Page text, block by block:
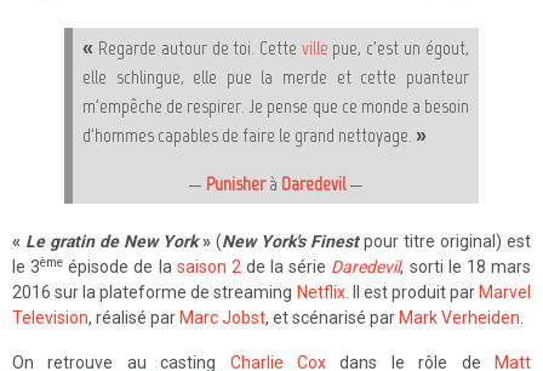
« Regarde autour de toi. Cette ville pue, c'est un égout,
elle schlingue, elle pue la merde et cette puanteur
m'empêche de respirer. Je pense que ce monde a besoin
d'hommes capables de faire le grand nettoyage. »
— Punisherà Daredevil—
« Le gratin de New York» (New York's Finestpour titre original) est
le 3ème épisode de la saison 2de la série Daredevil, sorti le 18 mars
2016 sur la plateforme de streaming Netflix. Il est produit par Marvel
Television, réalisé par Marc Jobst, et scénarisé par Mark Verheiden.
On retrouve au casting Charlie Cox dans le rôle de
Matt